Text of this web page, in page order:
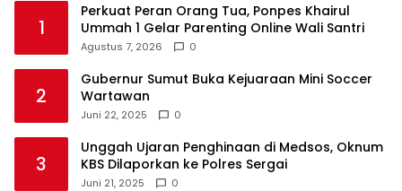
1
Perkuat Peran Orang Tua, Ponpes Khairul
Ummah 1 Gelar Parenting Online Wali Santri
Agustus 7, 2026 0
2
Gubernur Sumut Buka Kejuaraan Mini Soccer
Wartawan
Juni 22, 2025 0
3
Unggah Ujaran Penghinaan di Medsos, Oknum
KBS Dilaporkan ke Polres Sergai
Juni 21, 2025 0